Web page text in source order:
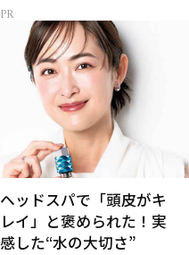
ヘッドスパで「頭皮がキ
レイ」と褒められた！実
感した“水の大切さ”